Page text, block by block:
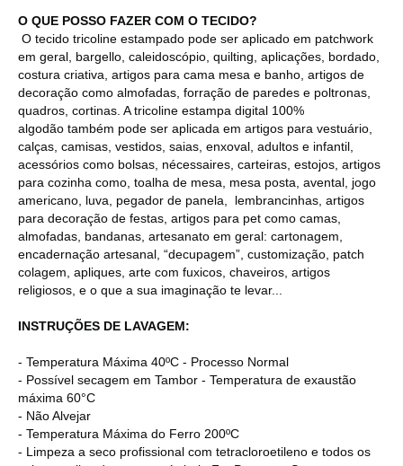
O QUE POSSO FAZER COM O TECIDO?
O tecido tricoline estampado pode ser aplicado em patchwork
em geral, bargello, caleidoscópio, quilting, aplicações, bordado,
costura criativa, artigos para cama mesa e banho, artigos de
decoração como almofadas, forração de paredes e poltronas,
quadros, cortinas. A tricoline estampa digital 100%
algodão também pode ser aplicada em artigos para vestuário,
calças, camisas, vestidos, saias, enxoval, adultos e infantil,
acessórios como bolsas, nécessaires, carteiras, estojos, artigos
para cozinha como, toalha de mesa, mesa posta, avental, jogo
americano, luva, pegador de panela, lembrancinhas, artigos
para decoração de festas, artigos para pet como camas,
almofadas, bandanas, artesanato em geral: cartonagem,
encadernação artesanal, “decupagem”, customização, patch
colagem, apliques, arte com fuxicos, chaveiros, artigos
religiosos, e o que a sua imaginação te levar...
INSTRUÇÕES DE LAVAGEM:
- Temperatura Máxima 40ºC - Processo Normal
- Possível secagem em Tambor - Temperatura de exaustão
máxima 60°C
- Não Alvejar
- Temperatura Máxima do Ferro 200ºC
- Limpeza a seco profissional com tetracloroetileno e todos os